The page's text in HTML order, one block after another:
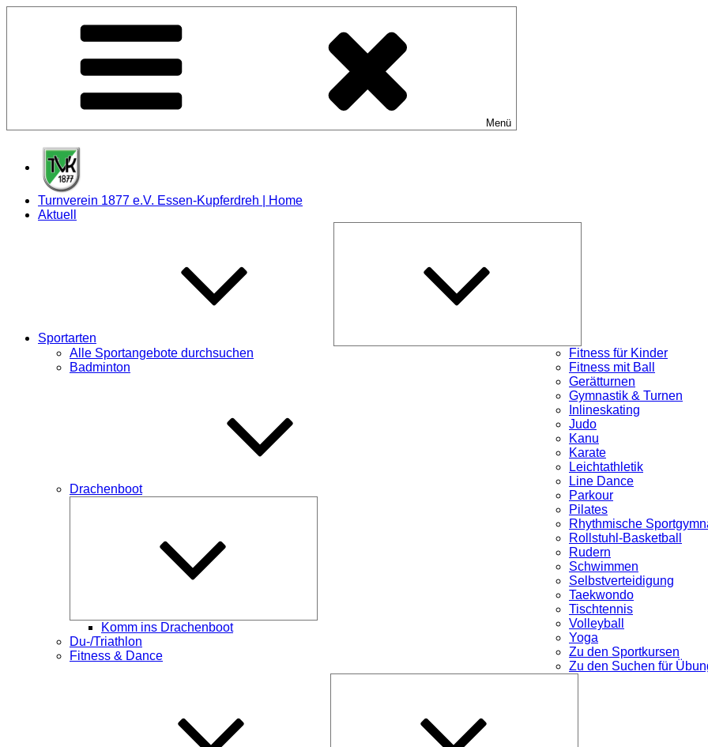
Menü
Turnverein 1877 e.V. Essen-Kupferdreh | Home
Aktuell
Sportarten
Alle Sportangebote durchsuchen
Badminton
Drachenboot
Komm ins Drachenboot
Du-/Triathlon
Fitness & Dance
Fitness für Kinder
Fitness mit Ball
Gerätturnen
Gymnastik & Turnen
Inlineskating
Judo
Kanu
Karate
Leichtathletik
Line Dance
Parkour
Pilates
Rhythmische
Rollstuhl-Basketball
Rudern
Schwimmen
Selbstverteidigung
Taekwondo
Tischtennis
Volleyball
Yoga
Zu den Sportkursen
Zu den Suchen für